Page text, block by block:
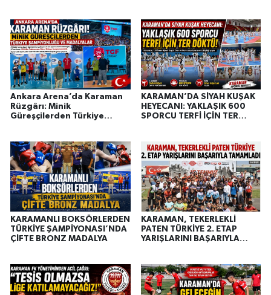
Ankara Arena’da Karaman
Rüzgârı: Minik
Güreşçilerden Türkiye
KARAMAN’DA SİYAH KUŞAK
HEYECANI: YAKLAŞIK 600
SPORCU TERFİ İÇİN TER
KARAMANLI BOKSÖRLERDEN
TÜRKİYE ŞAMPİYONASI’NDA
ÇİFTE BRONZ MADALYA
KARAMAN, TEKERLEKLİ
PATEN TÜRKİYE 2. ETAP
YARIŞLARINI BAŞARIYLA